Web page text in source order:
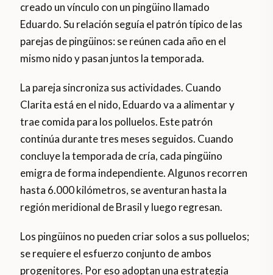
creado un vínculo con un pingüino llamado
Eduardo. Su relación seguía el patrón típico de las
parejas de pingüinos: se reúnen cada año en el
mismo nido y pasan juntos la temporada.
La pareja sincroniza sus actividades. Cuando
Clarita está en el nido, Eduardo va a alimentar y
trae comida para los polluelos. Este patrón
continúa durante tres meses seguidos. Cuando
concluye la temporada de cría, cada pingüino
emigra de forma independiente. Algunos recorren
hasta 6.000 kilómetros, se aventuran hasta la
región meridional de Brasil y luego regresan.
Los pingüinos no pueden criar solos a sus polluelos;
se requiere el esfuerzo conjunto de ambos
progenitores. Por eso adoptan una estrategia